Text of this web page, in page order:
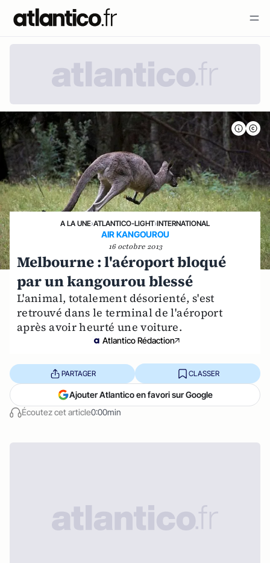
A LA UNE›ATLANTICO-LIGHT›INTERNATIONAL
AIR KANGOUROU
16 octobre 2013
Melbourne : l'aéroport bloqué
par un kangourou blessé
L'animal, totalement désorienté, s'est
retrouvé dans le terminal de l'aéroport
après avoir heurté une voiture.
Atlantico Rédaction
Écoutez cet article0:00min
PARTAGER CLASSER
Ajouter Atlantico en favori sur Google